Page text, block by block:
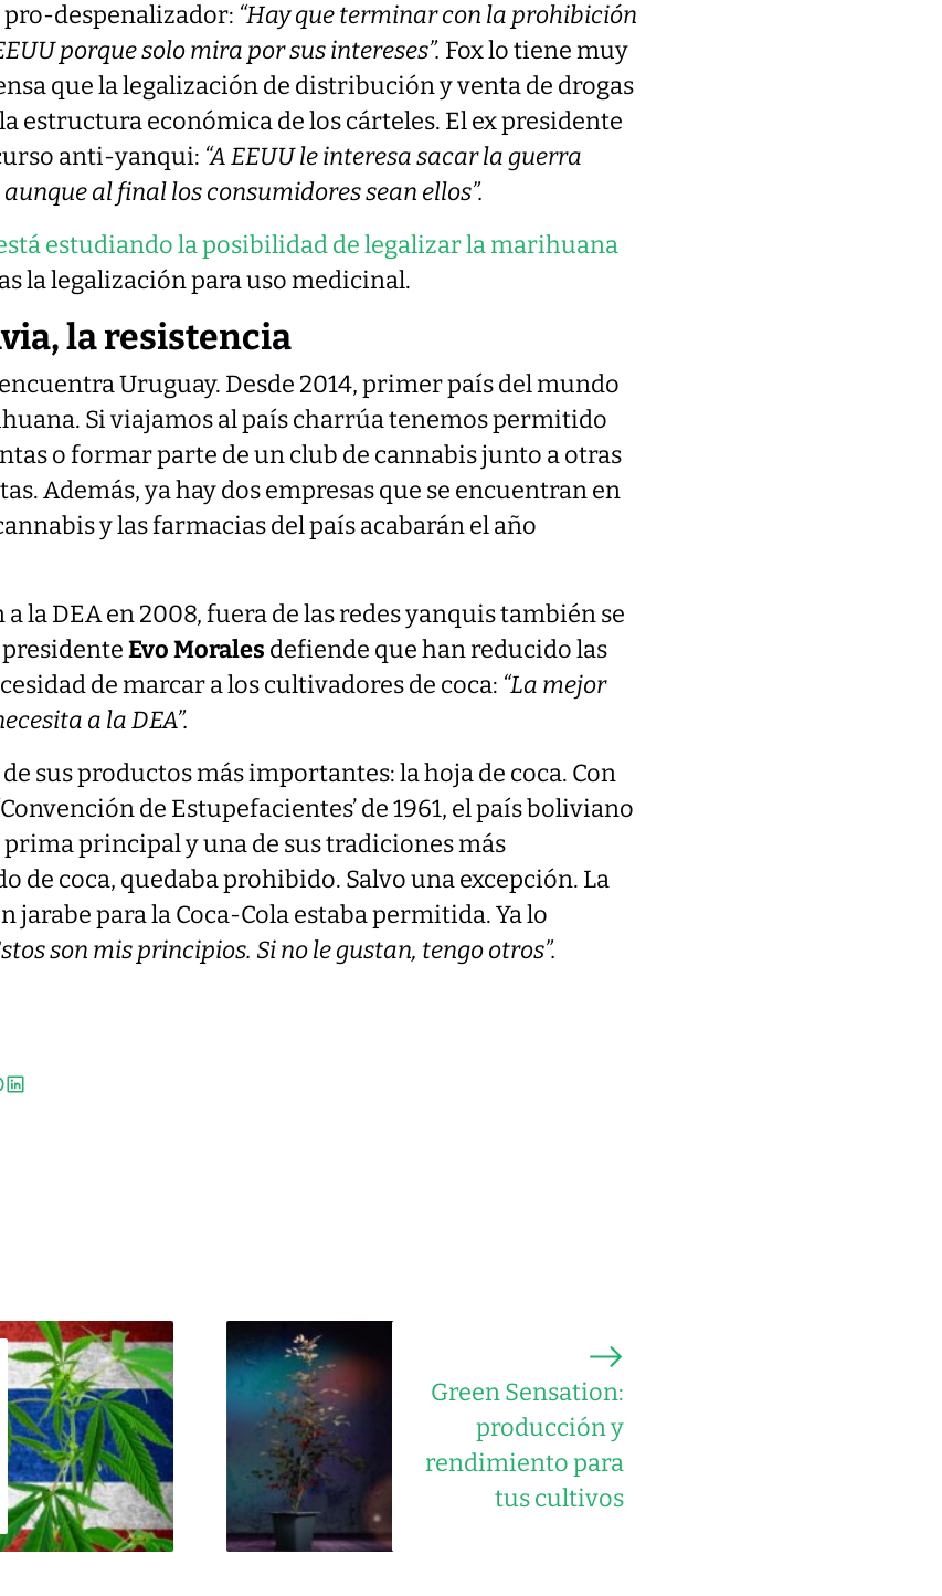
despenalizador: “Hay que terminar con la prohibición
porque solo mira por sus intereses”. Fox lo tiene muy
que la legalización de distribución y venta de drogas
estructura económica de los cárteles. El ex presidente
anti-yanqui: “A EEUU le interesa sacar la guerra
al final los consumidores sean ellos”.
estudiando la posibilidad de legalizar la marihuana
la legalización para uso medicinal.
la resistencia
Uruguay. Desde 2014, primer país del mundo
Si viajamos al país charrúa tenemos permitido
o formar parte de un club de cannabis junto a otras
Además, ya hay dos empresas que se encuentran en
y las farmacias del país acabarán el año
la DEA en 2008, fuera de las redes yanquis también se
Evo Morales defiende que han reducido las
de marcar a los cultivadores de coca: “La mejor
a la DEA”.
sus productos más importantes: la hoja de coca. Con
de Estupefacientes’ de 1961, el país boliviano
principal y una de sus tradiciones más
de coca, quedaba prohibido. Salvo una excepción. La
jarabe para la Coca-Cola estaba permitida. Ya lo
son mis principios. Si no le gustan, tengo otros”.
Green Sensation:
producción y
rendimiento para
tus cultivos